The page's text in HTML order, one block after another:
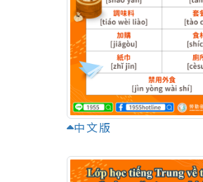
中文版